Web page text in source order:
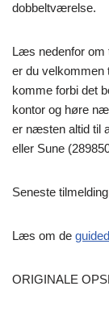
dobbeltværelse.
Læs nedenfor om
er du velkommen
komme forbi det
kontor og høre
er næsten altid til
eller Sune
Seneste
Læs om de
ORIGINALE